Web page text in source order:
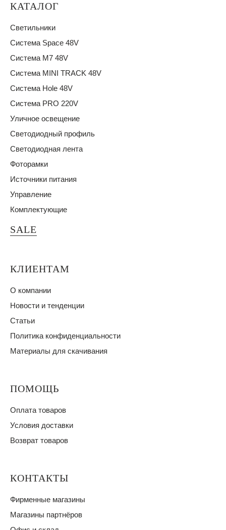
КАТАЛОГ
Светильники
Система Space 48V
Система M7 48V
Система MINI TRACK 48V
Система Hole 48V
Система PRO 220V
Уличное освещение
Светодиодный профиль
Светодиодная лента
Фоторамки
Источники питания
Управление
Комплектующие
SALE
КЛИЕНТАМ
О компании
Новости и тенденции
Статьи
Политика конфиденциальности
Материалы для скачивания
ПОМОЩЬ
Оплата товаров
Условия доставки
Возврат товаров
КОНТАКТЫ
Фирменные магазины
Магазины партнёров